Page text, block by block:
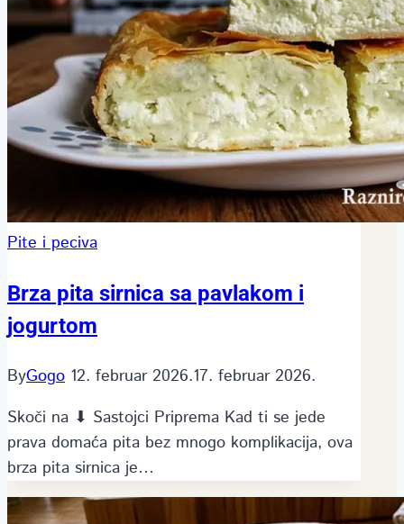
Pite i peciva
Brza pita sirnica sa pavlakom i
jogurtom
ByGogo 12. februar 2026.17. februar 2026.
Skoči na ⬇ Sastojci Priprema Kad ti se jede
prava domaća pita bez mnogo komplikacija, ova
brza pita sirnica je…